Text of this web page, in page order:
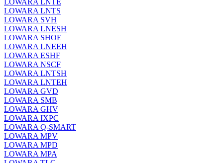
LOWARA LNTE
LOWARA LNTS
LOWARA SVH
LOWARA LNESH
LOWARA SHOE
LOWARA LNEEH
LOWARA ESHF
LOWARA NSCF
LOWARA LNTSH
LOWARA LNTEH
LOWARA GVD
LOWARA SMB
LOWARA GHV
LOWARA IXPС
LOWARA Q-SMART
LOWARA MPV
LOWARA MPD
LOWARA MPA